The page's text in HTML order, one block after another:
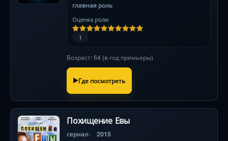
главная роль
Оценка роли
1
Возраст: 64 (в год премьеры)
Где посмотреть
Похищение Евы
сериал 2015